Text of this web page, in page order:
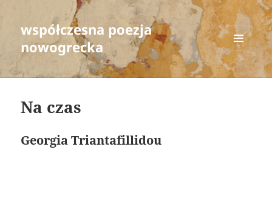
współczesna poezja
nowogrecka
MENU
AND
WIDGETS
Na czas
Georgia Triantafillidou